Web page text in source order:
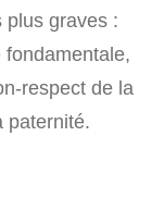
plus graves :
respect de la
paternité.